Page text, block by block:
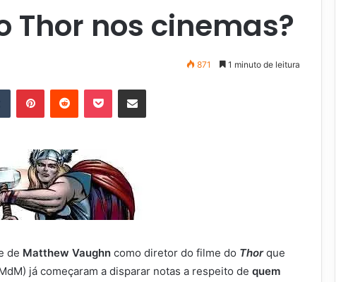
Thor nos cinemas?
871 1 minuto de leitura
de Matthew Vaughn como diretor do filme do Thorque
já começaram a disparar notas a respeito de quem